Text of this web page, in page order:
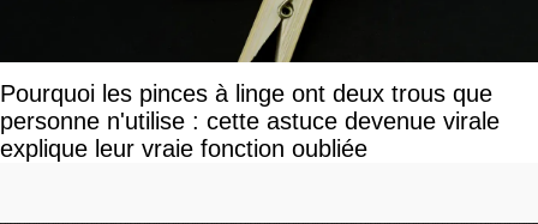
Pourquoi les pinces à linge ont deux trous que
personne n'utilise : cette astuce devenue virale
explique leur vraie fonction oubliée